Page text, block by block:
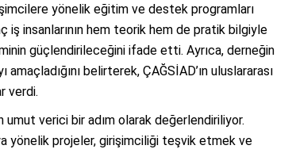
yönelik eğitim ve destek programları
iş insanlarının hem teorik hem de pratik bilgiyle
güçlendirileceğini ifade etti. Ayrıca, derneğin
belirterek, ÇAĞSİAD’ın uluslararası
verdi.
verici bir adım olarak değerlendiriliyor.
yönelik projeler, girişimciliği teşvik etmek ve